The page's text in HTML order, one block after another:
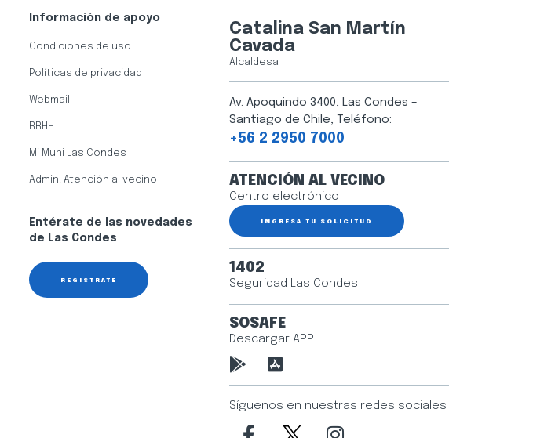
Información de apoyo
Condiciones de uso
Políticas de privacidad
Webmail
RRHH
Mi Muni Las Condes
Admin. Atención al vecino
Entérate de las novedades
de Las Condes
REGÍSTRATE
Catalina San Martín
Cavada
Alcaldesa
Av. Apoquindo 3400, Las Condes –
Santiago de Chile, Teléfono:
+56 2 2950 7000
ATENCIÓN AL VECINO
Centro electrónico
INGRESA TU SOLICITUD
1402
Seguridad Las Condes
SOSAFE
Descargar APP
Síguenos en nuestras redes sociales